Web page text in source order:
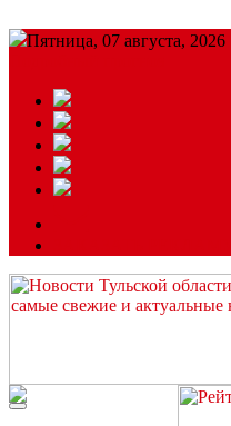
Пятница, 07 августа, 2026
Читайте последние новости
“ЗаНовомосковск”